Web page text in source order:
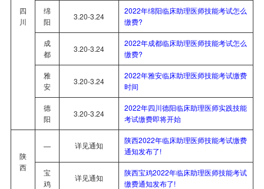
四
川
绵
阳
3.20-3.24
2022年绵阳临床助理医师技能考试怎么
缴费?
成
都
3.20-3.24
2022年成都临床助理医师技能考试怎么
缴费?
雅
安
3.20-3.24
2022年雅安临床助理医师技能考试缴费
时间
德
阳
3.20-3.24
2022年四川德阳临床助理医师实践技能
考试缴费即将开始
陕
西
— 详见通知
陕西2022年临床助理医师技能考试缴费
通知发布了!
宝
鸡
详见通知
陕西宝鸡2022年临床助理医师技能考试
缴费通知发布了!